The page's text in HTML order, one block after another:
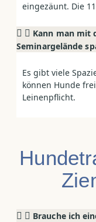
eingezäunt. Die
Kann man mit
Seminargelände
Es gibt viele
können Hunde
Leinenpflicht.
Brauche ich